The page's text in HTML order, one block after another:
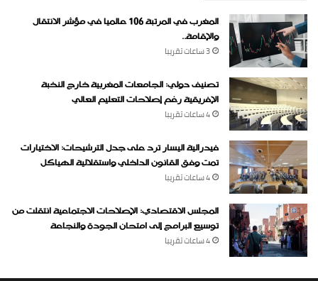
المغرب في المرتبة 106 عالميا في مؤشر الانتقال
والإقامة..
3 ساعات ‏تقريبا
تصنيف دولي: الجامعات المغربية خارج النخبة
الإفريقية رغم إصلاحات التعليم العالي
4 ساعات ‏تقريبا
فيدرالية اليسار ترد على جدل الترشيحات: الاختيارات
تمت وفق القانون الداخلي واستقلالية الهياكل
4 ساعات ‏تقريبا
المجلس الاقتصادي: الإصلاحات الاجتماعية انتقلت من
توسيع البرامج إلى امتحان الجودة والنجاعة
4 ساعات ‏تقريبا